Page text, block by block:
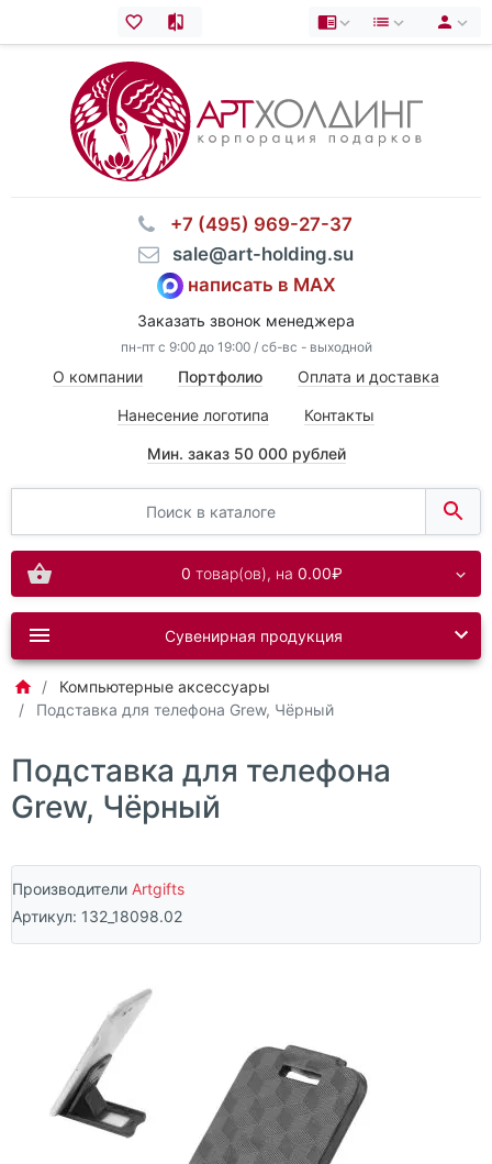
⠀+7 (495) 969-27-37
⠀sale@art-holding.su
написать в MAX
Заказать звонок менеджера
пн-пт с 9:00 до 19:00 / сб-вс - выходной
О компании Портфолио Оплата и доставка
Нанесение логотипа Контакты
Мин. заказ 50 000 рублей
0 товар(ов), на 0.00₽
Сувенирная продукция
Компьютерные аксессуары
Подставка для телефона Grew, Чёрный
Подставка для телефона
Grew, Чёрный
Производители Artgifts
Артикул: 132_18098.02